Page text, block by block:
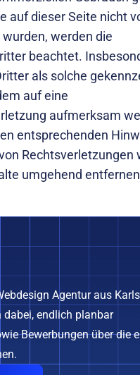
auf dieser Seite nicht
werden die
beachtet.
als solche
auf eine
aufmerksam
entsprechenden
Rechtsverletzungen
umgehend
Agentur aus
dabei, endlich planbar
Bewerbungen über die